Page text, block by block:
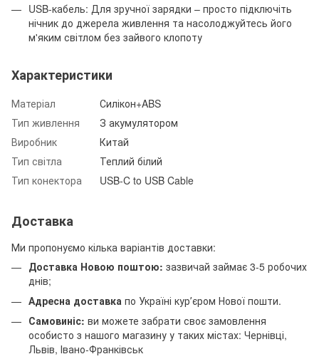
USB-кабель: Для зручної зарядки – просто підключіть
нічник до джерела живлення та насолоджуйтесь його
м'яким світлом без зайвого клопоту
Характеристики
Матеріал
Силікон+ABS
Тип живлення
З акумулятором
Виробник
Китай
Тип світла
Теплий білий
Тип конектора
USB-C to USB Cable
Доставка
Ми пропонуємо кілька варіантів доставки:
Доставка Новою поштою: зазвичай займає 3-5 робочих
днів;
Адресна доставка по Україні курʼєром Нової пошти.
Самовиніс: ви можете забрати своє замовлення
особисто з нашого магазину у таких містах: Чернівці,
Львів, Івано-Франківськ